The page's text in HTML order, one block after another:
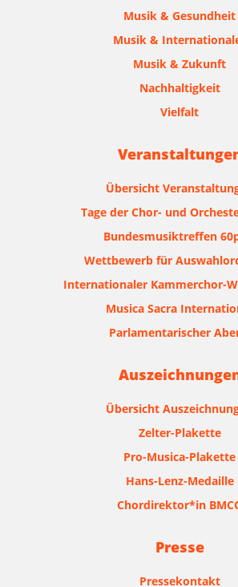
Musik & Gesundheit
Musik &
Musik & Zukunft
Nachhaltigkeit
Vielfalt
Übersicht
Tage der Chor- und
Bundesmusiktreffen
Wettbewerb für
Internationaler Kammerchor-
Musica Sacra
Parlamentarischer
Übersicht
Zelter-Plakette
Pro-Musica-Plakette
Hans-Lenz-Medaille
Chordirektor*in
Presse
Pressekontakt